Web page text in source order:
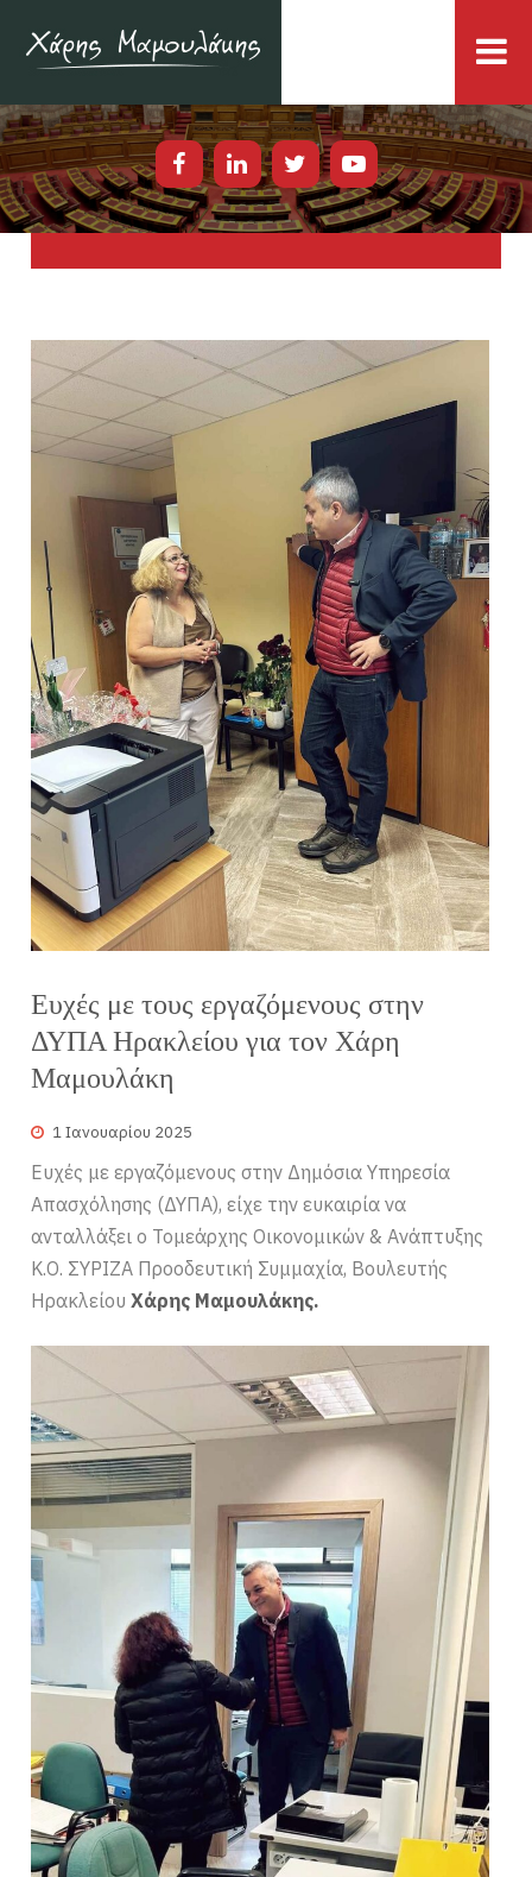
Ευχές με τους εργαζόμενους στην
ΔΥΠΑ Ηρακλείου για τον Χάρη
Μαμουλάκη
1 Ιανουαρίου 2025
Ευχές με εργαζόμενους στην Δημόσια Υπηρεσία
Απασχόλησης (ΔΥΠΑ), είχε την ευκαιρία να
ανταλλάξει ο Τομεάρχης Οικονομικών & Ανάπτυξης
Κ.Ο. ΣΥΡΙΖΑ Προοδευτική Συμμαχία, Βουλευτής
ΗρακλείουΧάρης Μαμουλάκης.